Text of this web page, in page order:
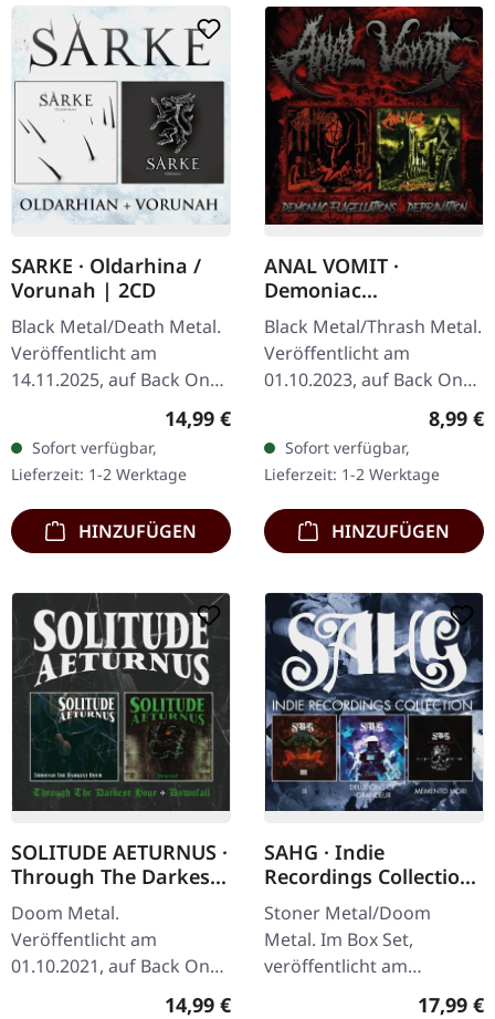
SARKE · Oldarhina /
Vorunah | 2CD
Black Metal/Death Metal.
Veröffentlicht am
14.11.2025, auf Back On
Black. Doppel-CD Set.
Enthält das von der Kritik
gefeierte Debütalbum
"Vorunah"…
Regulärer Preis:
14,99 €
Sofort verfügbar,
Lieferzeit: 1-2 Werktage
HINZUFÜGEN
ANAL VOMIT ·
Demoniac
Flagellations /
Depravation | 2CD
Black Metal/Thrash Metal.
Veröffentlicht am
01.10.2023, auf Back On
Black. Re-Release als
Alben. Diese vernichtende
Doppel-CD…
8,99 €
Sofort verfügbar,
Lieferzeit: 1-2 Werktage
HINZUFÜGEN
SOLITUDE AETURNUS ·
Through The Darkest
Hour / Downfall | 2CD
Doom Metal.
Veröffentlicht am
01.10.2021, auf Back On
Regulärer Preis:
14,99 €
SAHG · Indie
Recordings Collection
| 3CD BOXSET
Stoner Metal/Doom
Metal. Im Box Set,
veröffentlicht am
14.11.2025, auf Back On
17,99 €